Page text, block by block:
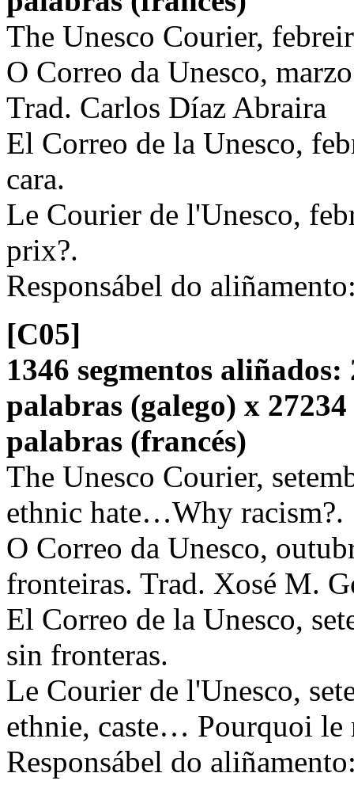
The Unesco Courier,
O Correo da Unesco,
Trad. Carlos Díaz Abraira
El Correo de la Unesco,
cara.
Le Courier de l'Unesco,
prix?.
Responsábel do
[C05]
1346 segmentos
palabras (galego) x
palabras (francés)
The Unesco Courier,
ethnic hate…Why racism?.
O Correo da Unesco,
fronteiras. Trad. Xosé M.
El Correo de la Unesco,
sin fronteras.
Le Courier de l'Unesco,
ethnie, caste… Pourquoi le
Responsábel do